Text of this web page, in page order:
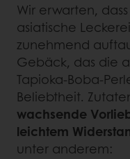
Wir erwarten,
asiatische
zunehmend
Gebäck, das die
Tapioka-Boba-
Beliebtheit.
wachsende
leichtem
unter anderem: